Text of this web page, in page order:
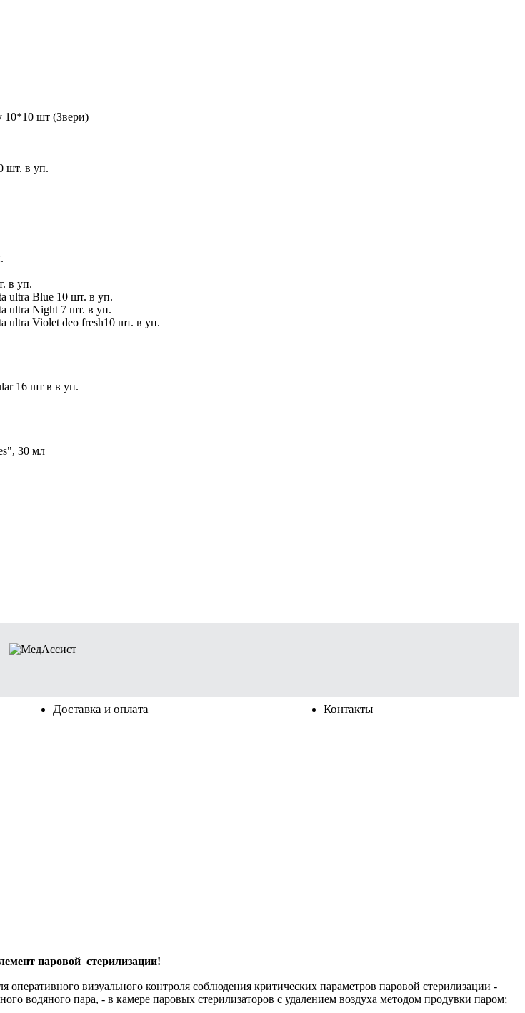
10*10 шт (Звери)
шт. в уп.
в уп.
ultra Blue 10 шт. в уп.
ultra Night 7 шт. в уп.
ultra Violet deo fresh10 шт. в уп.
16 шт в в уп.
30 мл
Доставка и оплата Контакты
паровой стерилизации!
визуального контроля соблюдения критических параметров паровой стерилизации -
водяного пара, - в камере паровых стерилизаторов с удалением воздуха методом продувки паром;